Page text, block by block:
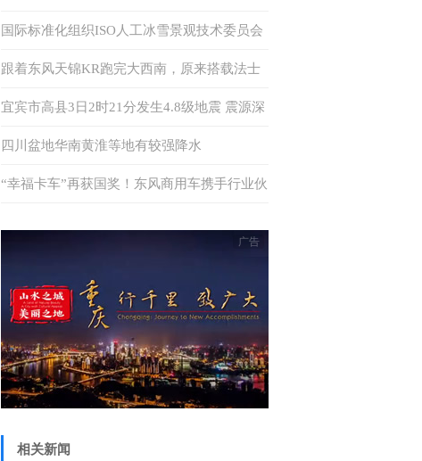
升至875万千瓦 多措并举确保电力供应
国际标准化组织ISO人工冰雪景观技术委员会
秘书处落户中国
跟着东风天锦KR跑完大西南，原来搭载法士
特·易行这么香！
宜宾市高县3日2时21分发生4.8级地震 震源深
度6千米
四川盆地华南黄淮等地有较强降水
“幸福卡车”再获国奖！东风商用车携手行业伙
相关新闻